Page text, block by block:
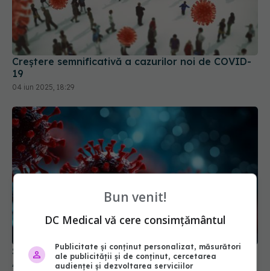
Creștere semnificativă a cazurilor noi de COVID-
19
04 iun 2025, 18:29
Suprafețele din lemn reduc transmiterea COVID.
Au proprietăți antivirale naturale
Bun venit!
DC Medical vă cere consimțământul
Publicitate și conținut personalizat, măsurători
ale publicității și de conținut, cercetarea
audienței și dezvoltarea serviciilor